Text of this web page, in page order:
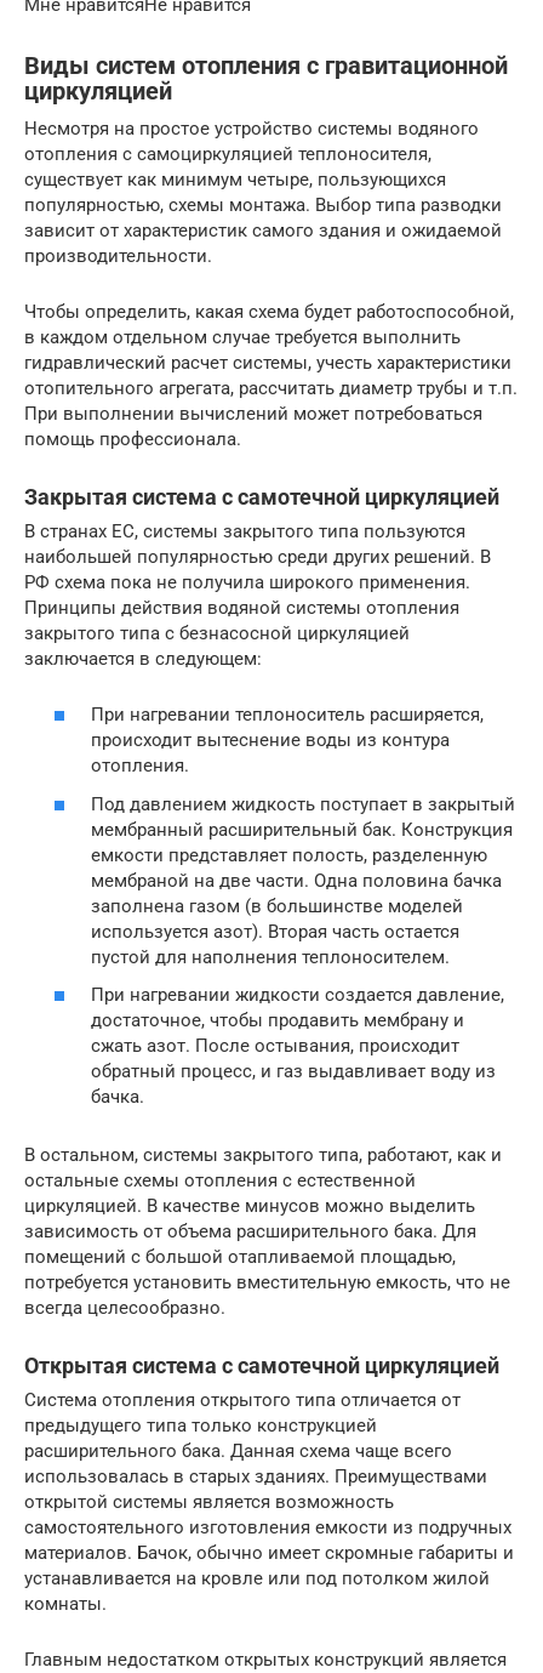
Мне нравитсяНе нравится
Виды систем отопления с гравитационной
циркуляцией
Несмотря на простое устройство системы водяного
отопления с самоциркуляцией теплоносителя,
существует как минимум четыре, пользующихся
популярностью, схемы монтажа. Выбор типа разводки
зависит от характеристик самого здания и ожидаемой
производительности.
Чтобы определить, какая схема будет работоспособной,
в каждом отдельном случае требуется выполнить
гидравлический расчет системы, учесть характеристики
отопительного агрегата, рассчитать диаметр трубы и т.п.
При выполнении вычислений может потребоваться
помощь профессионала.
Закрытая система с самотечной циркуляцией
В странах ЕС, системы закрытого типа пользуются
наибольшей популярностью среди других решений. В
РФ схема пока не получила широкого применения.
Принципы действия водяной системы отопления
закрытого типа с безнасосной циркуляцией
заключается в следующем:
При нагревании теплоноситель расширяется,
происходит вытеснение воды из контура
отопления.
Под давлением жидкость поступает в закрытый
мембранный расширительный бак. Конструкция
емкости представляет полость, разделенную
мембраной на две части. Одна половина бачка
заполнена газом (в большинстве моделей
используется азот). Вторая часть остается
пустой для наполнения теплоносителем.
При нагревании жидкости создается давление,
достаточное, чтобы продавить мембрану и
сжать азот. После остывания, происходит
обратный процесс, и газ выдавливает воду из
бачка.
В остальном, системы закрытого типа, работают, как и
остальные схемы отопления с естественной
циркуляцией. В качестве минусов можно выделить
зависимость от объема расширительного бака. Для
помещений с большой отапливаемой площадью,
потребуется установить вместительную емкость, что не
всегда целесообразно.
Открытая система с самотечной циркуляцией
Система отопления открытого типа отличается от
предыдущего типа только конструкцией
расширительного бака. Данная схема чаще всего
использовалась в старых зданиях. Преимуществами
открытой системы является возможность
самостоятельного изготовления емкости из подручных
материалов. Бачок, обычно имеет скромные габариты и
устанавливается на кровле или под потолком жилой
комнаты.
Главным недостатком открытых конструкций является